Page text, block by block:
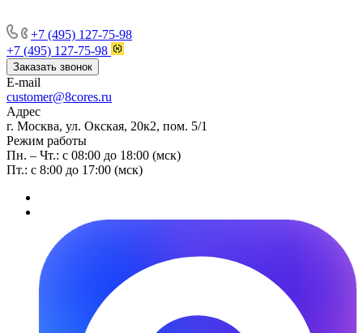
+7 (495) 127-75-98
+7 (495) 127-75-98
Заказать звонок
E-mail
customer@8cores.ru
Адрес
г. Москва, ул. Окская, 20к2, пом. 5/1
Режим работы
Пн. – Чт.: с 08:00 до 18:00 (мск)
Пт.: с 8:00 до 17:00 (мск)